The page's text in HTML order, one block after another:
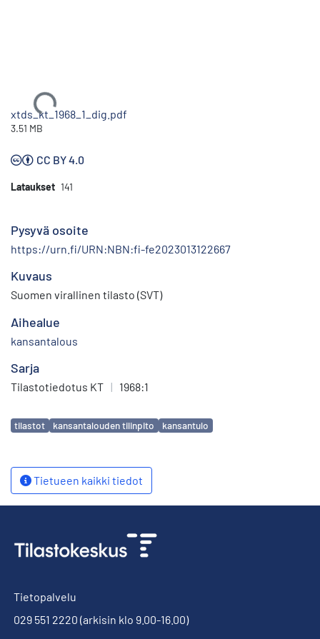
Ladataan...
xtds_kt_1968_1_dig.pdf
3.51 MB
CC BY 4.0
Lataukset 141
Pysyvä osoite
https://urn.fi/URN:NBN:fi-fe2023013122667
Kuvaus
Suomen virallinen tilasto (SVT)
Aihealue
kansantalous
Sarja
Tilastotiedotus KT | 1968:1
Avainsanat
tilastot kansantalouden tilinpito kansantulo
Tietueen kaikki tiedot
Tietopalvelu
029 551 2220 (arkisin klo 9.00-16.00)